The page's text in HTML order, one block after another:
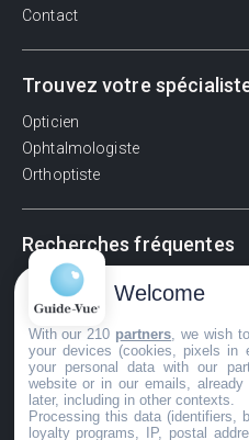
Contact
Trouvez votre
Opticien
Ophtalmologiste
Orthoptiste
Recherches fréquentes
Pathologies adultes
Signes d'une urgence
La vision
Acuité visuelle
Myosis / mydriase
Œdème oculaire
Welcome
With our 210 partners , we wish
your devices (cookies, pixels in
your personal data with our
website or in our emails,
later, including in other contexts.
Processing this data (identifiers,
loyalty programs, IP, postal